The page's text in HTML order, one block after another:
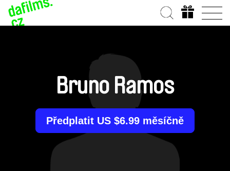
Bruno Ramos
Předplatit US $6.99 měsíčně